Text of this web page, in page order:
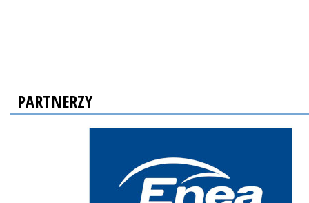
PARTNERZY